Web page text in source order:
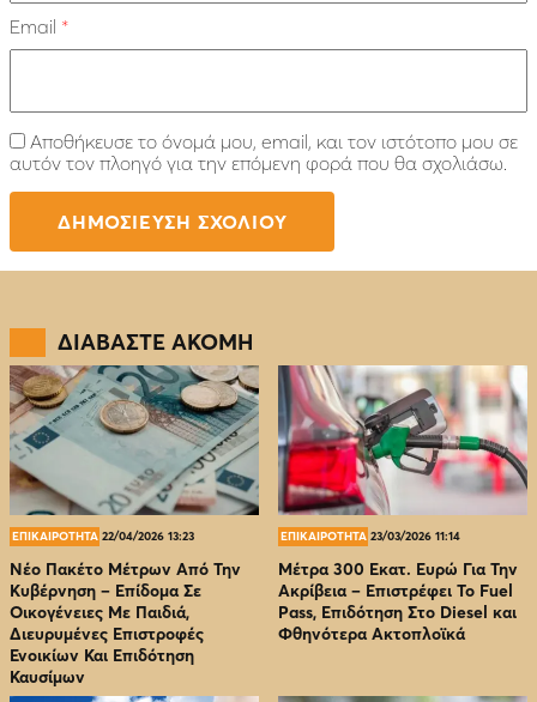
Email *
Αποθήκευσε το όνομά μου, email, και τον ιστότοπο μου σε
αυτόν τον πλοηγό για την επόμενη φορά που θα σχολιάσω.
ΔΙΑΒΑΣΤΕ ΑΚΟΜΗ
ΕΠΙΚΑΙΡΟΤΗΤΑ 22/04/2026 13:23
Νέο Πακέτο Μέτρων Από Την
Κυβέρνηση – Επίδομα Σε
Οικογένειες Με Παιδιά,
Διευρυμένες Επιστροφές
Ενοικίων Και Επιδότηση
Καυσίμων
ΕΠΙΚΑΙΡΟΤΗΤΑ 23/03/2026 11:14
Μέτρα 300 Εκατ. Ευρώ Για Την
Ακρίβεια – Επιστρέφει Το Fuel
Pass, Επιδότηση Στο Diesel και
Φθηνότερα Ακτοπλοϊκά